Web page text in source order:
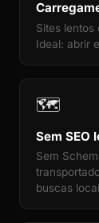
Sites lentos
Ideal: abrir
🗺️
Sem SEO
Sem
buscas